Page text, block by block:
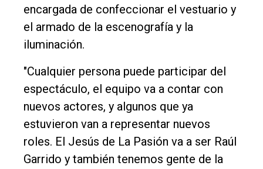
encargada de confeccionar el vestuario y
el armado de la escenografía y la
iluminación.
"Cualquier persona puede participar del
espectáculo, el equipo va a contar con
nuevos actores, y algunos que ya
estuvieron van a representar nuevos
roles. El Jesús de La Pasión va a ser Raúl
Garrido y también tenemos gente de la